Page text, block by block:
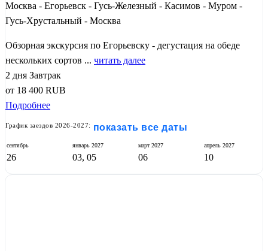
Москва - Егорьевск - Гусь-Железный - Касимов - Муром -
Гусь-Хрустальный - Москва
Обзорная экскурсия по Егорьевску - дегустация на обеде
нескольких сортов ... читать далее
2 дня Завтрак
от 18 400 RUB
Подробнее
График заездов 2026-2027: показать все даты
сентябрь
26
январь 2027
03, 05
март2027
06
апрель 2027
10